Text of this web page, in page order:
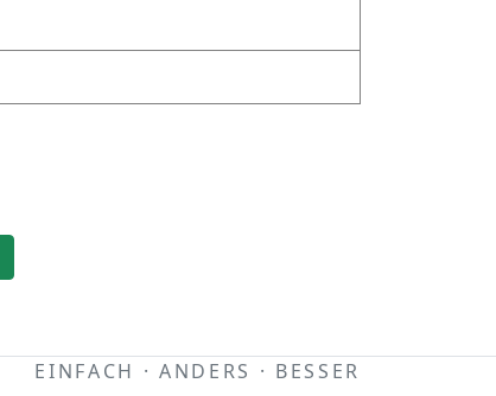
EINFACH · ANDERS · BESSER